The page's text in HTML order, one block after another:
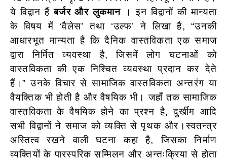
ये विद्वान हैंबर्जर और लुकमान । इन विद्वानों की मान्यता
के विषय में ‘वैलेस’ तथा ‘उल्फ’ ने लिखा है, “उनकी
आधारभूत मान्यता है कि दैनिक वास्तविकता एक समाज
द्वारा निर्मित व्यवस्था है, जिसमें लोग घटनाओं को
वास्तविकता की एक निश्चित व्यवस्था प्रदान कर देते
हैं।” उनके विचार से सामाजिक वास्तविकता अन्तरंग या
वैयक्तिक भी होती है और वैषयिक भी। जहाँ तक सामाजिक
वास्तविकता के वैषयिक होने का प्रश्न है, दुर्खीम आदि
सभी विद्वानों ने समाज को व्यक्ति से पृथक और।स्वतन्त्र
अस्तित्व रखने वाली घटना कहा है, जिसका निर्माण
व्यक्तियों के पारस्परिक सम्मिलन और अन्तःक्रिया से होता